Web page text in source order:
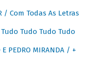
/ Com Todas As Letras
Tudo Tudo Tudo Tudo
E PEDRO MIRANDA / +